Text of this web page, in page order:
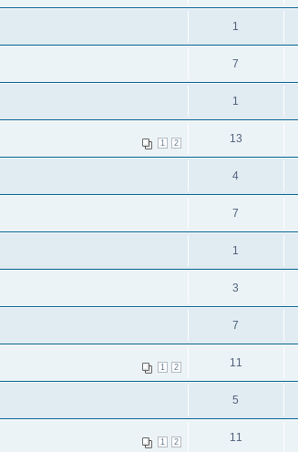
1
7
1
1 2 13
4
7
1
3
7
1 2 11
5
1 2 11